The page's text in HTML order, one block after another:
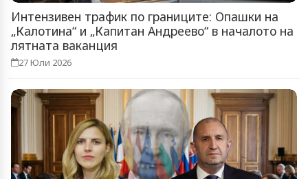
Интензивен трафик по границите: Опашки на
„Калотина“ и „Капитан Андреево“ в началото на
лятната ваканция
27 Юли 2026